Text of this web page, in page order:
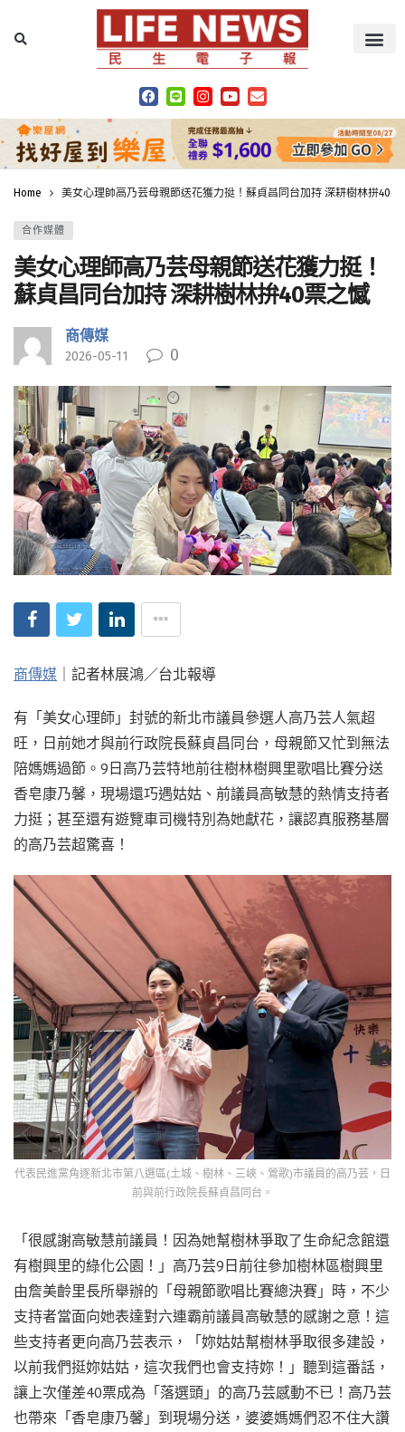
Home 美女心理師高乃芸母親節送花獲力挺！蘇貞昌同台加持 深耕樹林拚40票
合作媒體
美女心理師高乃芸母親節送花獲力挺！
蘇貞昌同台加持 深耕樹林拚40票之憾
商傳媒
2026-05-11 0
商傳媒 ｜記者林展鴻／台北報導
有「美女心理師」封號的新北市議員參選人高乃芸人氣超
旺，日前她才與前行政院長蘇貞昌同台，母親節又忙到無法
陪媽媽過節。9日高乃芸特地前往樹林樹興里歌唱比賽分送
香皂康乃馨，現場還巧遇姑姑、前議員高敏慧的熱情支持者
力挺；甚至還有遊覽車司機特別為她獻花，讓認真服務基層
的高乃芸超驚喜！
代表民進黨角逐新北市第八選區(土城、樹林、三峽、鶯歌)市議員的高乃芸，日
前與前行政院長蘇貞昌同台。
「很感謝高敏慧前議員！因為她幫樹林爭取了生命紀念館還
有樹興里的綠化公園！」高乃芸9日前往參加樹林區樹興里
由詹美齡里長所舉辦的「母親節歌唱比賽總決賽」時，不少
支持者當面向她表達對六連霸前議員高敏慧的感謝之意！這
些支持者更向高乃芸表示，「妳姑姑幫樹林爭取很多建設，
以前我們挺妳姑姑，這次我們也會支持妳！」聽到這番話，
讓上次僅差40票成為「落選頭」的高乃芸感動不已！高乃芸
也帶來「香皂康乃馨」到現場分送，婆婆媽媽們忍不住大讚